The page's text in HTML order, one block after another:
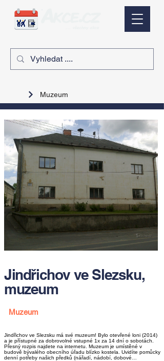
Muzeum
Jindřichov ve Slezsku,
muzeum
Muzeum
Jindřichov ve Slezsku má své muzeum! Bylo otevřené loni (2014)
a je přístupné za dobrovolné vstupné 1x za 14 dní o sobotách.
Přesný rozpis najdete na internetu. Muzeum je umístěné v
budově bývalého obecního úřadu blízko kostela. Uvidíte pomůcky
denní potřeby našich předků (nářadí, nádobí, dobové…